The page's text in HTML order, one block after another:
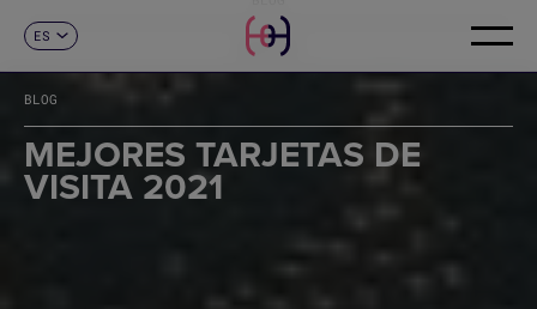
ES
FR
DE
IT
PT
CONTACTO
BLOG
MEJORES TARJETAS DE
VISITA 2021